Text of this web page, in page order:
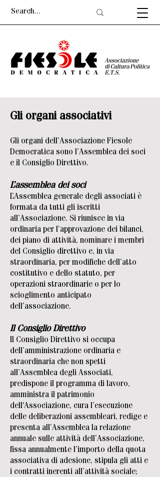
Gli organi associativi
Gli organi dell’Associazione Fiesole
Democratica sono l’Assemblea dei soci
e il Consiglio Direttivo.
L’assemblea dei soci
L’Assemblea generale degli associati è
formata da tutti gli iscritti
all’Associazione. Si riunisce in via
ordinaria per l’approvazione dei bilanci,
dei piano di attività, nominare i membri
del Consiglio direttivo e, in via
straordinaria, per modifiche dell’atto
costitutivo e dello statuto, per
operazioni straordinarie o per lo
scioglimento anticipato
dell’associazione.
Il Consiglio Direttivo
Il Consiglio Direttivo si occupa
dell’amministrazione ordinaria e
straordinaria che non spetti
all’Assemblea degli Associati,
predispone il programma di lavoro,
amministra il patrimonio
dell'Associazione, cura l’esecuzione
delle deliberazioni assembleari, redige e
presenta all’Assemblea la relazione
annuale sulle attività dell’Associazione,
fissa annualmente l’importo della quota
associativa di adesione, stipula gli atti e
i contratti inerenti all’attività sociale;